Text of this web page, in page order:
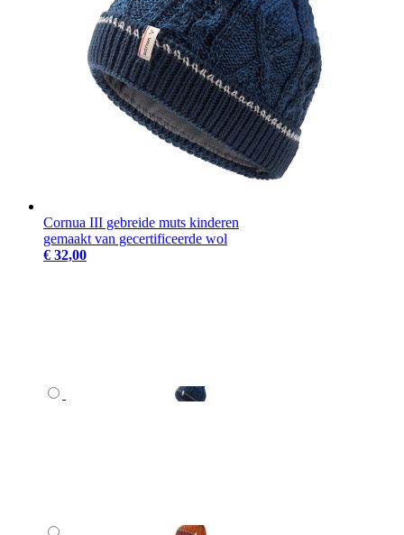
Cornua III gebreide muts kinderen
gemaakt van gecertificeerde wol
€ 32,00